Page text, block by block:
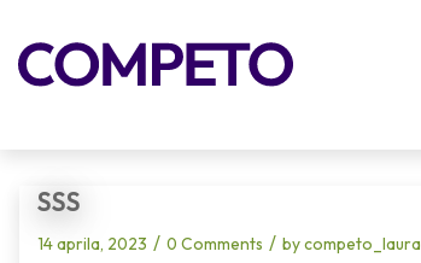
SSS
14 aprila, 2023 / 0 Comments / bycompeto_laura